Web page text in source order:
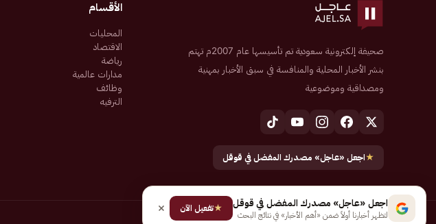
صحيفة إلكترونية سعودية تم تأسيسها عام 2007م تهتم
بنشر الأخبار المحلية والمنافسة في سبق الأخبار بمهنية
ومصداقية وموضوعية
★اجعل «عاجل» مصدرك المفضل في قوقل
الأقسام
المحليات
الاقتصاد
رياضة
مدارات عالمية
وظائف
الترفيه
جميع الحقوق محفوظة لـ شركة إيجاز للنشر الإلكتروني المالكة لصحيفة عاجل
اجعل «عاجل» مصدرك المفضل في قوقل
لتظهر أخبارنا أولاً ضمن «أهم الأخبار» في نتائج البحث
★تفعيل الآن